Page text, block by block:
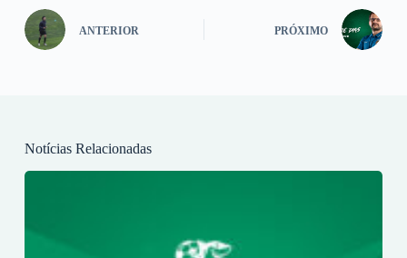
ANTERIOR PRÓXIMO
Notícias Relacionadas